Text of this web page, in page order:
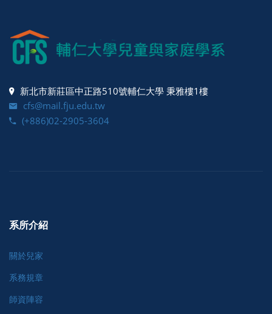
新北市新莊區中正路510號輔仁大學 秉雅樓1樓
cfs@mail.fju.edu.tw
(+886)02-2905-3604
系所介紹
關於兒家
系務規章
師資陣容